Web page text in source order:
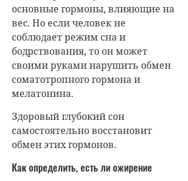
основные гормоны, влияющие на
вес. Но если человек не
соблюдает режим сна и
бодрствования, то он может
своими руками нарушить обмен
соматотропного гормона и
мелатонина.
Здоровый глубокий сон
самостоятельно восстановит
обмен этих гормонов.
Как определить, есть ли ожирение